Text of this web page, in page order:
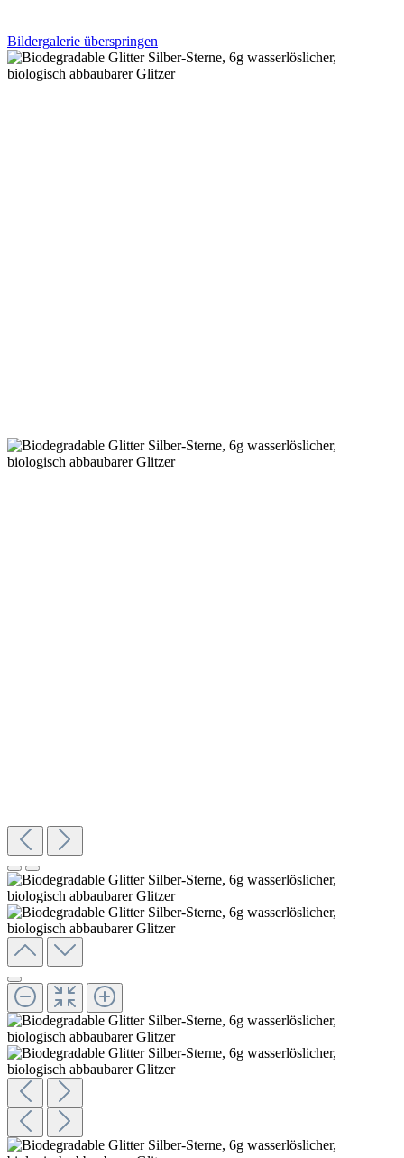
Bildergalerie überspringen